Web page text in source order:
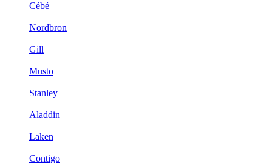
Cébé
Nordbron
Gill
Musto
Stanley
Aladdin
Laken
Contigo